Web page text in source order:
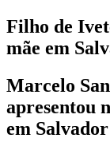
Filho de
mãe em
Marcelo
apresentou
em Salvador